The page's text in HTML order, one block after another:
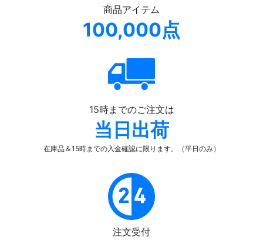
商品アイテム
100,000点
15時までのご注文は
当日出荷
在庫品＆15時までの入金確認に限ります。（平日のみ）
注文受付